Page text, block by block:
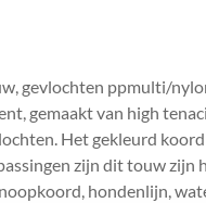
gevlochten ppmulti/
gemaakt van high
Het gekleurd
zijn dit touw
hondenlijn,